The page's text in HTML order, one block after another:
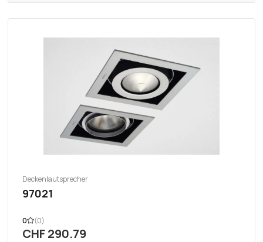
Deckenlautsprecher
97021
0 (0)
CHF 290.79